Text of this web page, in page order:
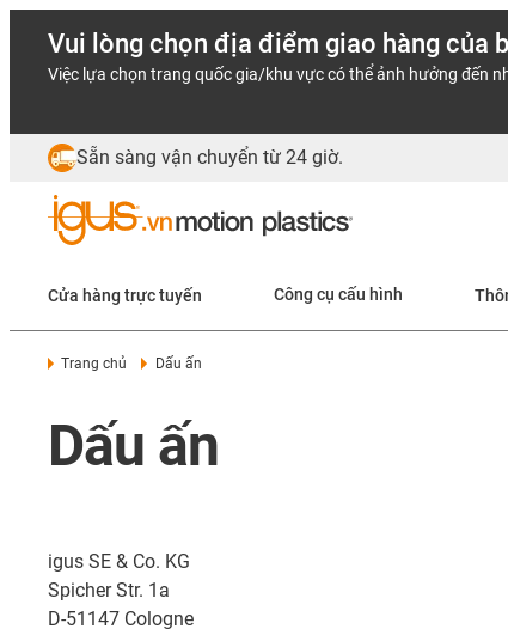
Vui lòng chọn địa điểm giao hàng của
Việc lựa chọn trang quốc gia/khu vực có thể ảnh hưởng đến
Sẵn sàng vận chuyển từ 24 giờ.
Cửa hàng trực tuyến Công cụ cấu hình
Trang chủ Dấu ấn
Dấu ấn
igus SE & Co. KG
Spicher Str. 1a
D-51147 Cologne